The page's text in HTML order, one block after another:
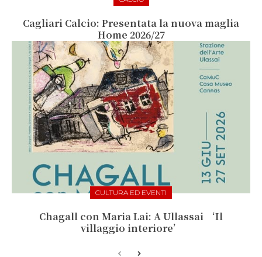
Cagliari Calcio: Presentata la nuova maglia
Home 2026/27
CULTURA ED EVENTI
Chagall con Maria Lai: A Ullassai ‘Il
villaggio interiore’